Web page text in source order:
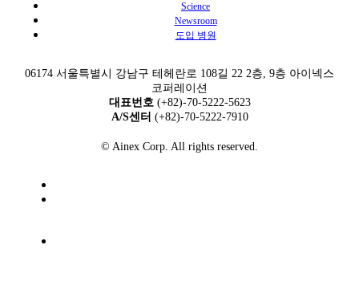
Science
Newsroom
도입 병원
06174 서울특별시 강남구 테헤란로 108길 22 2층, 9층 아이넥스
코퍼레이션
대표번호(+82)-70-5222-5623
A/S센터 (+82)-70-5222-7910
© Ainex Corp. All rights reserved.